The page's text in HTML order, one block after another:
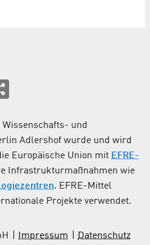
und
Adlershof wurde und wird
Europäische Union mit EFRE-
Infrastrukturmaßnahmen wie
. EFRE-Mittel
Projekte verwendet.
Impressum Datenschutz